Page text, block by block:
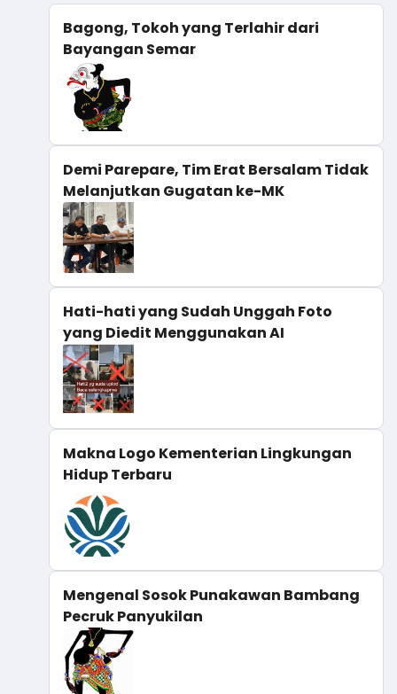
Bagong, Tokoh yang Terlahir dari
Bayangan Semar
Demi Parepare, Tim Erat Bersalam Tidak
Melanjutkan Gugatan ke-MK
Hati-hati yang Sudah Unggah Foto
yang Diedit Menggunakan AI
Makna Logo Kementerian Lingkungan
Hidup Terbaru
Mengenal Sosok Punakawan Bambang
Pecruk Panyukilan